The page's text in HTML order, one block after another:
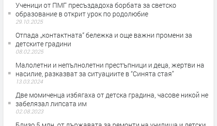
Ученици от ПМГ пресъздадоха борбата за светско
образование в открит урок по родолюбие
29.10.2025
Отпада „контактната“ бележка и още важни промени за
детските градини
08.02.2025
Малолетни и непълнолетни престъпници и деца, жертви на
насилие, разказват за ситуациите в “Синята стая”
13.03.2024
Две момиченца избягаха от детска градина, часове никой не
забелязал липсата им
02.08.2023